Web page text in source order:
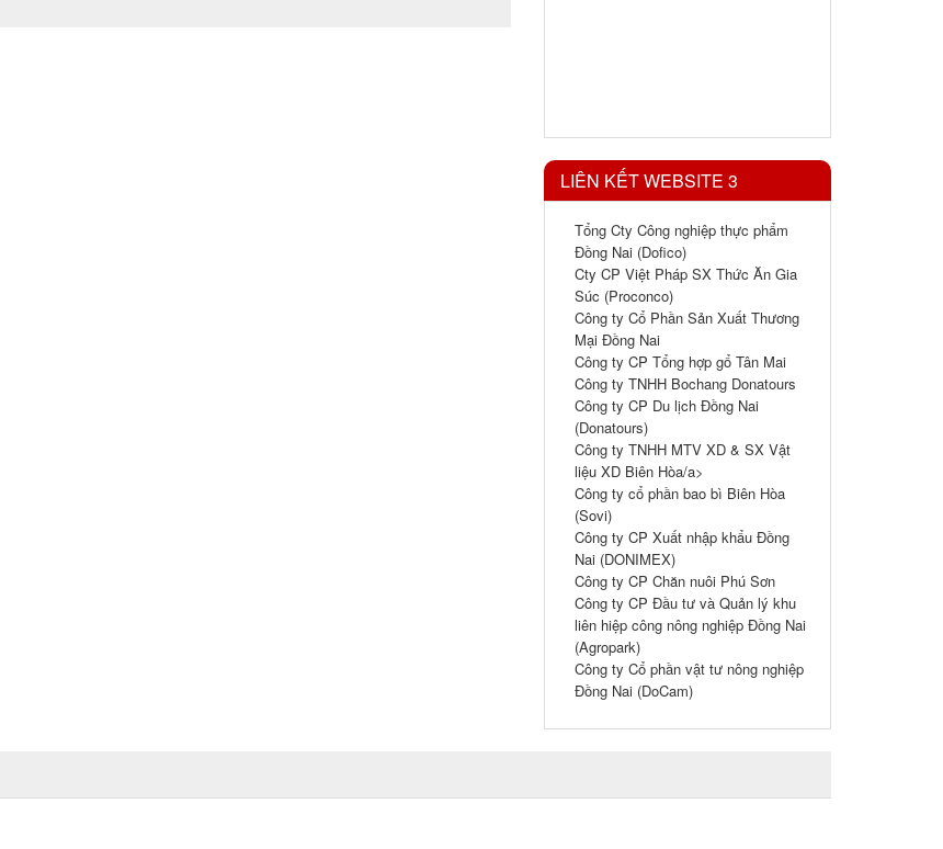
LIÊN KẾT WEBSITE 3
Tổng Cty Công nghiệp thực phẩm
Đồng Nai (Dofico)
Cty CP Việt Pháp SX Thức Ăn Gia
Súc (Proconco)
Công ty Cổ Phần Sản Xuất Thương
Mại Đồng Nai
Công ty CP Tổng hợp gổ Tân Mai
Công ty TNHH Bochang Donatours
Công ty CP Du lịch Đồng Nai
(Donatours)
Công ty TNHH MTV XD & SX Vật
liệu XD Biên Hòa/a>
Công ty cổ phần bao bì Biên Hòa
(Sovi)
Công ty CP Xuất nhập khẩu Đồng
Nai (DONIMEX)
Công ty CP Chăn nuôi Phú Sơn
Công ty CP Đầu tư và Quản lý khu
liên hiệp công nông nghiệp Đồng Nai
(Agropark)
Công ty Cổ phần vật tư nông nghiệp
Đồng Nai (DoCam)